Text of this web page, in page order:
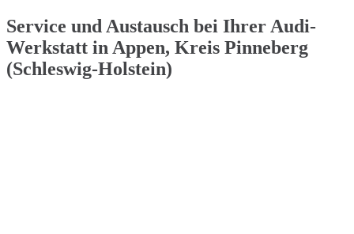
Service und Austausch bei Ihrer Audi-
Werkstatt in Appen, Kreis Pinneberg
(Schleswig-Holstein)